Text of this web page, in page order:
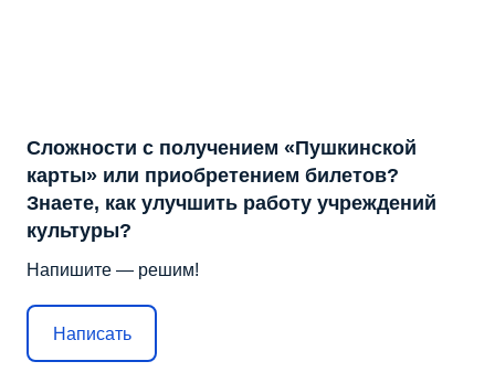
Сложности с получением «Пушкинской
карты» или приобретением билетов?
Знаете, как улучшить работу учреждений
культуры?
Напишите — решим!
Написать